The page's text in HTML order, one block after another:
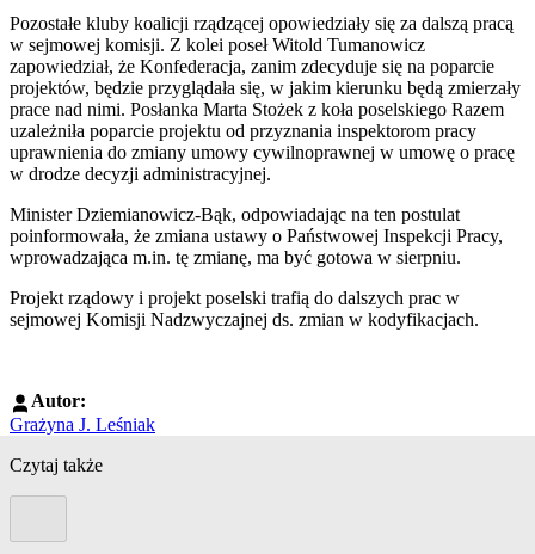
Pozostałe kluby koalicji rządzącej opowiedziały się za dalszą pracą
w sejmowej komisji. Z kolei poseł Witold Tumanowicz
zapowiedział, że Konfederacja, zanim zdecyduje się na poparcie
projektów, będzie przyglądała się, w jakim kierunku będą zmierzały
prace nad nimi. Posłanka Marta Stożek z koła poselskiego Razem
uzależniła poparcie projektu od przyznania inspektorom pracy
uprawnienia do zmiany umowy cywilnoprawnej w umowę o pracę
w drodze decyzji administracyjnej.
Minister Dziemianowicz-Bąk, odpowiadając na ten postulat
poinformowała, że zmiana ustawy o Państwowej Inspekcji Pracy,
wprowadzająca m.in. tę zmianę, ma być gotowa w sierpniu.
Projekt rządowy i projekt poselski trafią do dalszych prac w
sejmowej Komisji Nadzwyczajnej ds. zmian w kodyfikacjach.
Autor:
Grażyna J. Leśniak
Czytaj także